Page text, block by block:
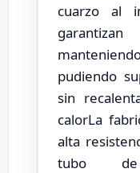
cuarzo al
pudiendo
sin
calorLa
alta
tubo de